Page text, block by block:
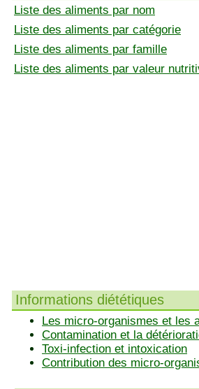
Liste des aliments par nom
Liste des aliments par catégorie
Liste des aliments par famille
Liste des aliments par valeur
Informations diététiques
Les micro-organismes et les
Contamination et la
Toxi-infection et intoxication
Contribution des micro-